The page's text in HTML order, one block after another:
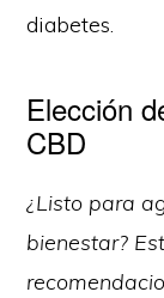
diabetes.
Elección
CBD
¿Listo para
bienestar?